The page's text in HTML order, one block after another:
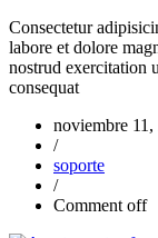
Consectetur
labore et dolore
nostrud exercitation
consequat
noviembre 11,
/
soporte
/
Comment off